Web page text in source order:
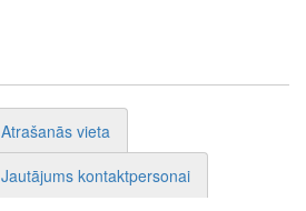
Atrašanās vieta
Jautājums kontaktpersonai